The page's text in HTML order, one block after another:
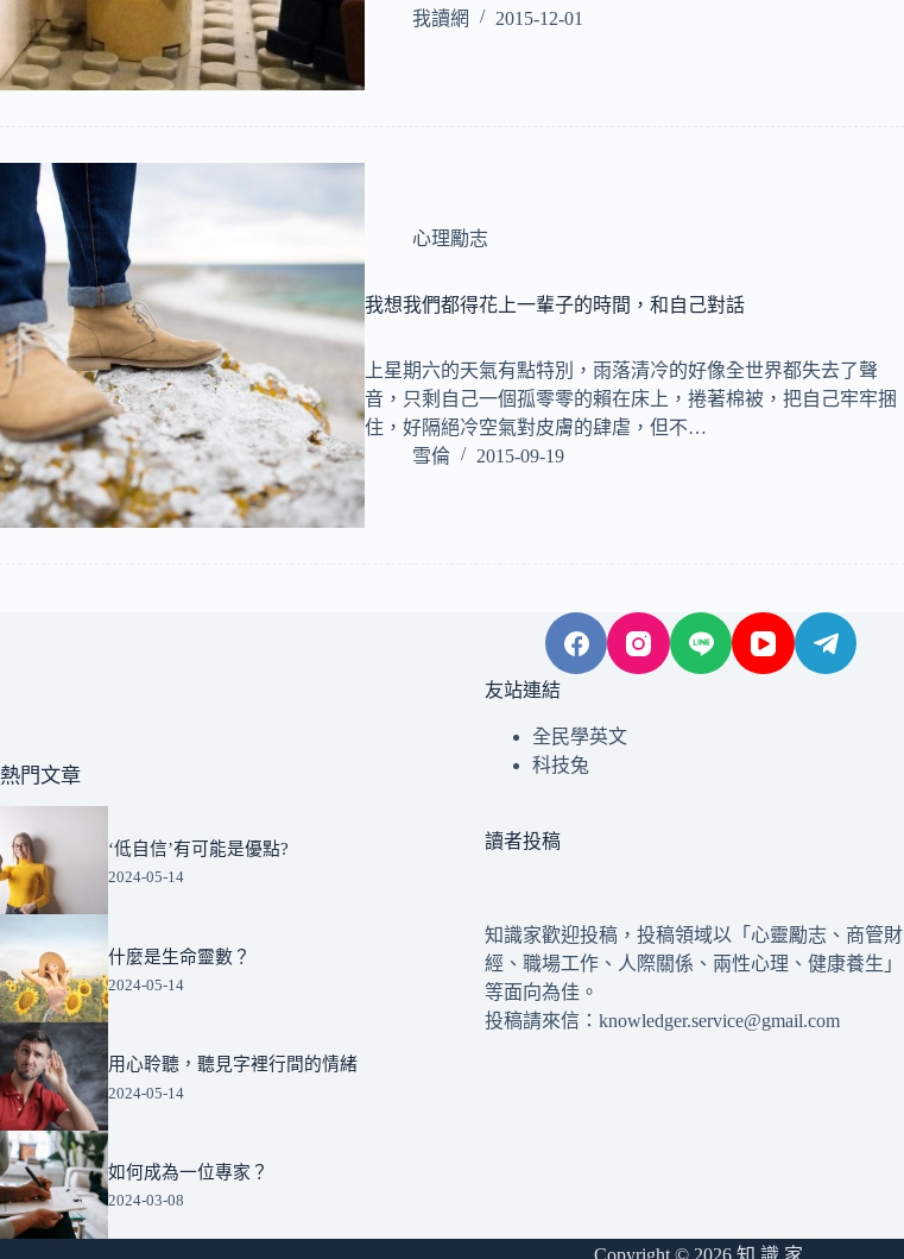
我讀網
2015-12-01
心理勵志
我想我們都得花上一輩子的時間，和自己對話
上星期六的天氣有點特別，雨落清冷的好像全世界都失去了聲
音，只剩自己一個孤零零的賴在床上，捲著棉被，把自己牢牢捆
住，好隔絕冷空氣對皮膚的肆虐，但不…
雪倫
2015-09-19
熱門文章
‘低自信’有可能是優點?
2024-05-14
什麼是生命靈數？
2024-05-14
用心聆聽，聽見字裡行間的情緒
2024-05-14
如何成為一位專家？
2024-03-08
友站連結
全民學英文
科技兔
讀者投稿
知識家歡迎投稿，投稿領域以「心靈勵志、商管財
經、職場工作、人際關係、兩性心理、健康養生」
等面向為佳。
投稿請來信：knowledger.service@gmail.com
Copyright © 2026 知 識 家